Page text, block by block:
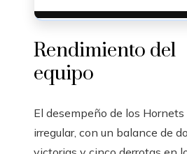
Rendimiento del
equipo
El desempeño de los Hornets
irregular, con un balance de